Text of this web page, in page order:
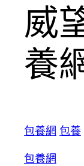
威
養
包養網 包養
包養網